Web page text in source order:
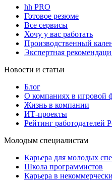
hh PRO
Готовое резюме
Все сервисы
Хочу у вас работать
Производственный
Экспертная
Новости и статьи
Блог
О компаниях в игровой
Жизнь в компании
ИТ-проекты
Рейтинг работодателей
Молодым специалистам
Карьера для молодых
Школа программистов
Карьера в